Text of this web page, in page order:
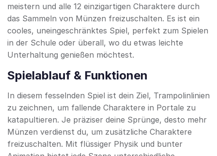
meistern und alle 12 einzigartigen Charaktere durch
das Sammeln von Münzen freizuschalten. Es ist ein
cooles, uneingeschränktes Spiel, perfekt zum Spielen
in der Schule oder überall, wo du etwas leichte
Unterhaltung genießen möchtest.
Spielablauf & Funktionen
In diesem fesselnden Spiel ist dein Ziel, Trampolinlinien
zu zeichnen, um fallende Charaktere in Portale zu
katapultieren. Je präziser deine Sprünge, desto mehr
Münzen verdienst du, um zusätzliche Charaktere
freizuschalten. Mit flüssiger Physik und bunter